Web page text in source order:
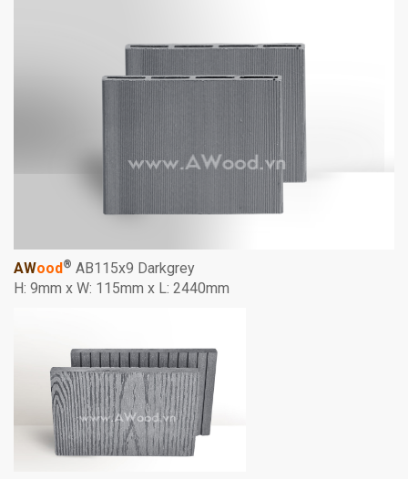
AWood® AB115x9 Darkgrey
H: 9mm x W: 115mm x L: 2440mm